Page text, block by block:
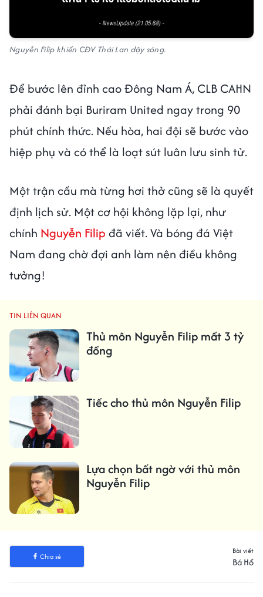
Nguyễn Filip khiến CĐV Thái Lan dậy sóng.
Để bước lên đỉnh cao Đông Nam Á, CLB CAHN
phải đánh bại Buriram United ngay trong 90
phút chính thức. Nếu hòa, hai đội sẽ bước vào
hiệp phụ và có thể là loạt sút luân lưu sinh tử.
Một trận cầu mà từng hơi thở cũng sẽ là quyết
định lịch sử. Một cơ hội không lặp lại, như
chính Nguyễn Filip đã viết. Và bóng đá Việt
Nam đang chờ đợi anh làm nên điều không
tưởng!
TIN LIÊN QUAN
Thủ môn Nguyễn Filip mất 3 tỷ
đồng
Tiếc cho thủ môn Nguyễn Filip
Lựa chọn bất ngờ với thủ môn
Nguyễn Filip
Chia sẻ
Bài viết
Bá Hổ